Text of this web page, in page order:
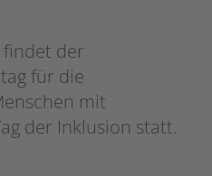
findet der
für die
mit
der Inklusion statt.